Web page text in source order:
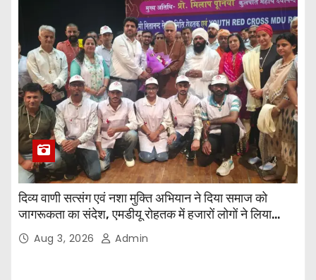
दिव्य वाणी सत्संग एवं नशा मुक्ति अभियान ने दिया समाज को
जागरूकता का संदेश, एमडीयू रोहतक में हजारों लोगों ने लिया
संकल्पAug 3, 2026 Admin